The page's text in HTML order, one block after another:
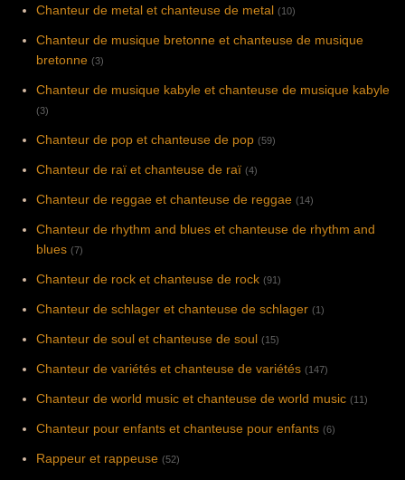
Chanteur de metal et chanteuse de metal (10)
Chanteur de musique bretonne et chanteuse de musique
bretonne (3)
Chanteur de musique kabyle et chanteuse de musique kabyle
(3)
Chanteur de pop et chanteuse de pop (59)
Chanteur de raï et chanteuse de raï (4)
Chanteur de reggae et chanteuse de reggae (14)
Chanteur de rhythm and blues et chanteuse de rhythm and
blues (7)
Chanteur de rock et chanteuse de rock (91)
Chanteur de schlager et chanteuse de schlager (1)
Chanteur de soul et chanteuse de soul (15)
Chanteur de variétés et chanteuse de variétés (147)
Chanteur de world music et chanteuse de world music (11)
Chanteur pour enfants et chanteuse pour enfants (6)
Rappeur et rappeuse (52)